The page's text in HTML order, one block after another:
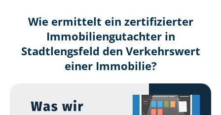
Wie ermittelt ein zertifizierter
Immobilien­gutachter in
Stadtlengsfeld den Verkehrswert
einer Immobilie?